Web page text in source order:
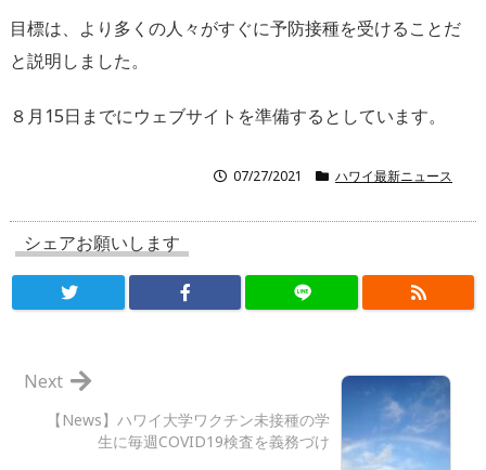
目標は、より多くの人々がすぐに予防接種を受けることだ
と説明しました。
８月15日までにウェブサイトを準備するとしています。
07/27/2021 ハワイ最新ニュース
シェアお願いします
【News】ハワイ大学ワクチン未接種の学
生に毎週COVID19検査を義務づけ
Next